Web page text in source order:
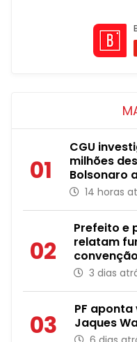
01
CGU
milhões
Bolsonaro
14 horas
02
Prefeito e
relatam
3 dias
03
PF
Jaques